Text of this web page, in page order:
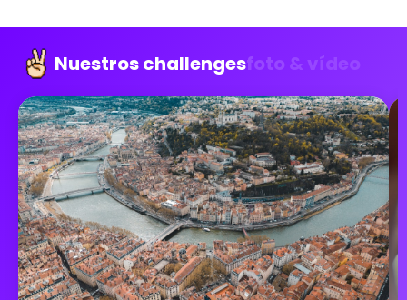
Nuestros challengesfoto & vídeo